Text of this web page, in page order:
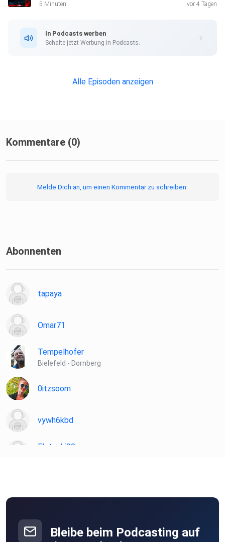
5 Minuten vor 4 Tagen
In Podcasts werben
Schalte jetzt Werbung in Podcasts.
Alle Episoden anzeigen
Kommentare (0)
Melde Dich an, um einen Kommentar zu schreiben.
Abonnenten
tapaya
Omar71
Tempelhofer
Bielefeld - Dornberg
0itzsoom
vywh6kbd
Flotschi00
Bleibe beim Podcasting auf